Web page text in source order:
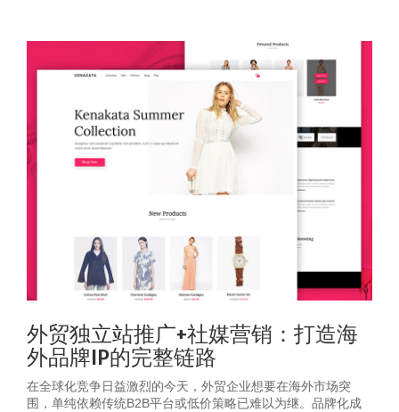
外贸独立站推广+社媒营销：打造海
外品牌IP的完整链路
在全球化竞争日益激烈的今天，外贸企业想要在海外市场突
围，单纯依赖传统B2B平台或低价策略已难以为继。品牌化成